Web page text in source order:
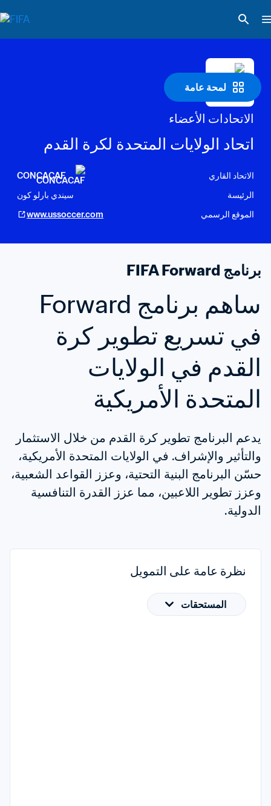
لمحة عامة
الاتحادات الأعضاء
اتحاد الولايات المتحدة لكرة القدم
الاتحاد القاري
CONCACAF
الرئيسة
سيندي بارلو كون
الموقع الرسمي
www.ussoccer.com
برنامج FIFA Forward
المتحدة الأمريكية
الدولية.
نظرة عامة على التمويل
المستحقات